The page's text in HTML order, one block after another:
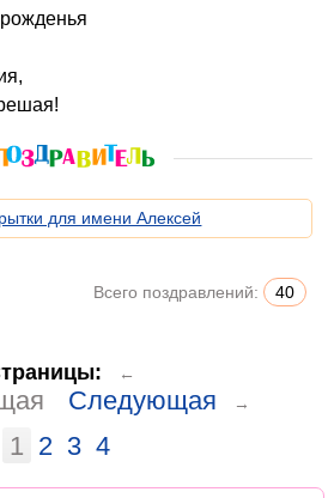
рожденья
для имени Алексей
Всего поздравлений: 40
←
Следующая →
1 2 3 4